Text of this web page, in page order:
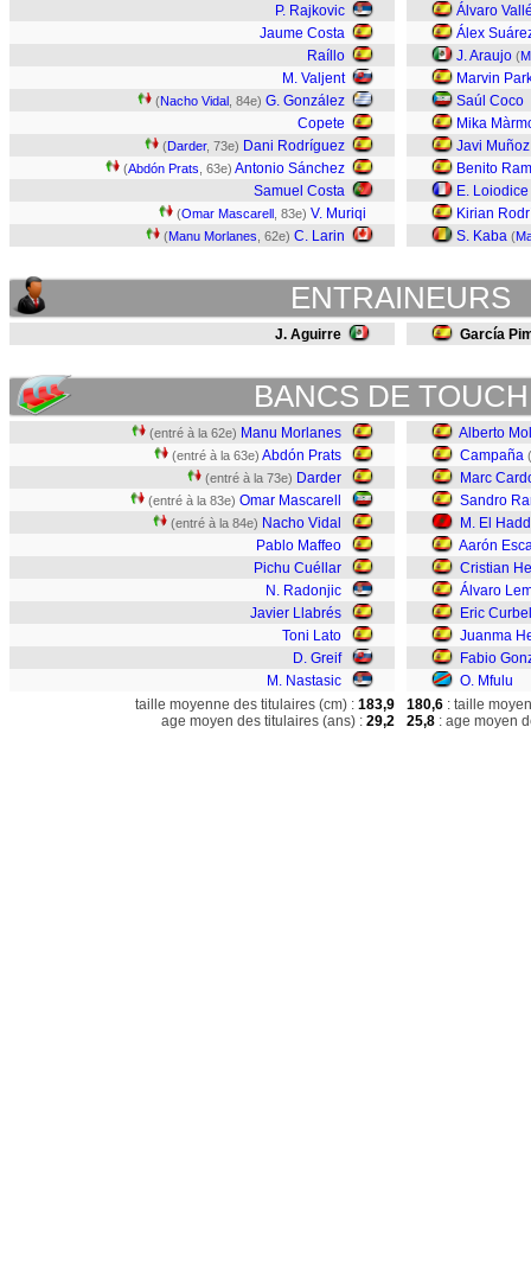
P. Rajkovic
Jaume Costa
Raíllo
M. Valjent
(Nacho Vidal , 84e) G. González
Copete
(Darder, 73e) Dani Rodríguez
(Abdón Prats , 63e) Antonio Sánchez
Samuel Costa
(Omar Mascarell , 83e) V. Muriqi
(Manu Morlanes , 62e) C. Larin
Álvaro
Álex
J. Araujo (
Marvin
Saúl Coco
Mika
Javi Muñoz
Benito
E. Loiodice
Kirian
S. Kaba (
ENTRAINEURS
J. Aguirre García
BANCS DE
(entré à la 62e) Manu Morlanes
(entré à la 63e) Abdón Prats
(entré à la 73e) Darder
(entré à la 83e) Omar Mascarell
(entré à la 84e) Nacho Vidal
Pablo Maffeo
Pichu Cuéllar
N. Radonjic
Javier Llabrés
Toni Lato
D. Greif
M. Nastasic
Alberto
Campaña
Marc
Sandro
M. El
Aarón
Cristian
Álvaro
Eric
Juanma
Fabio
O. Mfulu
taille moyenne des titulaires (cm) : 183,9
age moyen des titulaires (ans) : 29,2
180,6 : taille
25,8 : age moyen